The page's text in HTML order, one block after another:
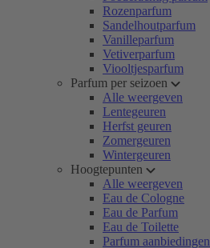
Rozenparfum
Sandelhoutparfum
Vanilleparfum
Vetiverparfum
Viooltjesparfum
Parfum per seizoen
Alle weergeven
Lentegeuren
Herfst geuren
Zomergeuren
Wintergeuren
Hoogtepunten
Alle weergeven
Eau de Cologne
Eau de Parfum
Eau de Toilette
Parfum aanbiedingen